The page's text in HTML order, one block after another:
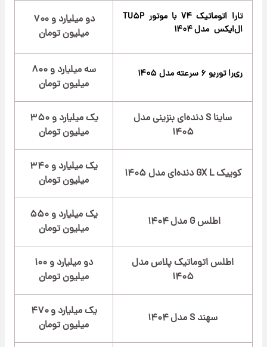
تارا اتوماتیک V۴ با موتور TU۵P
ال‌ایکس مدل ۱۴۰۴
دو میلیارد و ۷۰۰
میلیون تومان
ری‌را توربو ۶ سرعته مدل ۱۴۰۵
سه میلیارد و ۸۰۰
میلیون تومان
ساینا S دنده‌ای بنزینی مدل
۱۴۰۵
یک میلیارد و ۳۵۰
میلیون تومان
کوییک GX L دنده‌ای مدل ۱۴۰۵
یک میلیارد و ۳۴۰
میلیون تومان
اطلس G مدل ۱۴۰۴
یک میلیارد و ۵۵۰
میلیون تومان
اطلس اتوماتیک پلاس مدل
۱۴۰۵
دو میلیارد و ۱۰۰
میلیون تومان
سهند S مدل ۱۴۰۴
یک میلیارد و ۴۷۰
میلیون تومان